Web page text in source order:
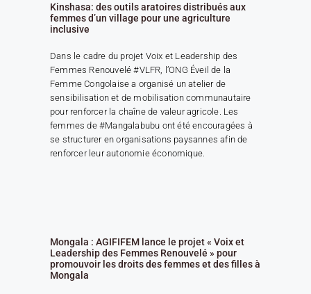
Kinshasa: des outils aratoires distribués aux
femmes d’un village pour une agriculture
inclusive
Dans le cadre du projet Voix et Leadership des
Femmes Renouvelé #VLFR, l’ONG Éveil de la
Femme Congolaise a organisé un atelier de
sensibilisation et de mobilisation communautaire
pour renforcer la chaîne de valeur agricole. Les
femmes de #Mangalabubu ont été encouragées à
se structurer en organisations paysannes afin de
renforcer leur autonomie économique.
Mongala : AGIFIFEM lance le projet « Voix et
Leadership des Femmes Renouvelé » pour
promouvoir les droits des femmes et des filles à
Mongala